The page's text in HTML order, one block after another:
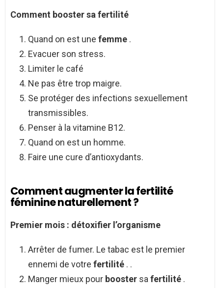
Comment boostersa fertilité
Quand on est une femme .
Evacuer son stress.
Limiter le café
Ne pas être trop maigre.
Se protéger des infections sexuellement
transmissibles.
Penser à la vitamine B12.
Quand on est un homme.
Faire une cure d’antioxydants.
Comment augmenter la fertilité
féminine naturellement ?
Premier mois : détoxifier l’organisme
Arrêter de fumer. Le tabac est le premier
ennemi de votre fertilité . .
Manger mieux pour booster sa fertilité .